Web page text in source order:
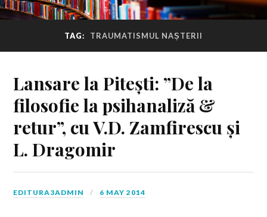
TAG: TRAUMATISMUL NAȘTERII
Lansare la Pitești: ”De la
filosofie la psihanaliză &
retur”, cu V.D. Zamfirescu și
L. Dragomir
EDITURA3ADMIN 6 MAY 2014